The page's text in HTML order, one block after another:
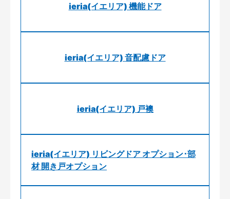
ieria(イエリア) 機能ドア
ieria(イエリア) 音配慮ドア
ieria(イエリア) 戸襖
ieria(イエリア) リビングドア オプション･部
材 開き戸オプション